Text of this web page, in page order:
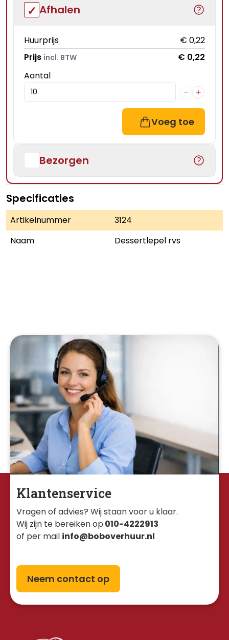
Afhalen
Huurprijs
€ 0,22
Prijs incl. BTW
€ 0,22
Aantal
Voeg toe
Bezorgen
Specificaties
Artikelnummer
3124
Naam
Dessertlepel rvs
Klantenservice
Vragen of advies? Wij staan voor u klaar.
Wij zijn te bereiken op 010-4222913
of per mail info@boboverhuur.nl
Neem contact op